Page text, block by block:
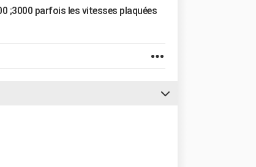
;3000 parfois les vitesses plaquées